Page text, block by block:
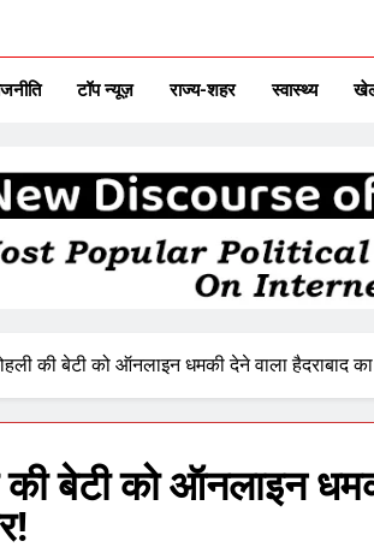
टॉप न्यूज़ राज्य-शहर स्वास्थ्य
की बेटी को ऑनलाइन धमकी देने वाला हैदराबाद
की बेटी को ऑनलाइन